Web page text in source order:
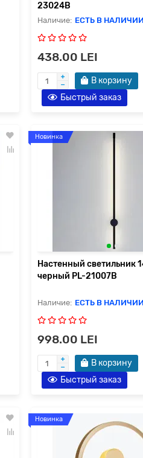
23024B
ЕСТЬ В НАЛИЧИИ
438.00 LEI
В корзину
Быстрый заказ
Новинка
Настенный светильник
черный PL-21007B
ЕСТЬ В НАЛИЧИИ
998.00 LEI
В корзину
Быстрый заказ
Новинка